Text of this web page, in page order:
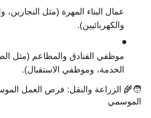
عمال البناء المهرة (مثل النجارين،
والكهربائيين).
موظفي الفنادق والمطاعم (مثل
الخدمة، وموظفي الاستقبال).
🧑‍🌾 الزراعة والنقل: فرص العمل
الموسمي